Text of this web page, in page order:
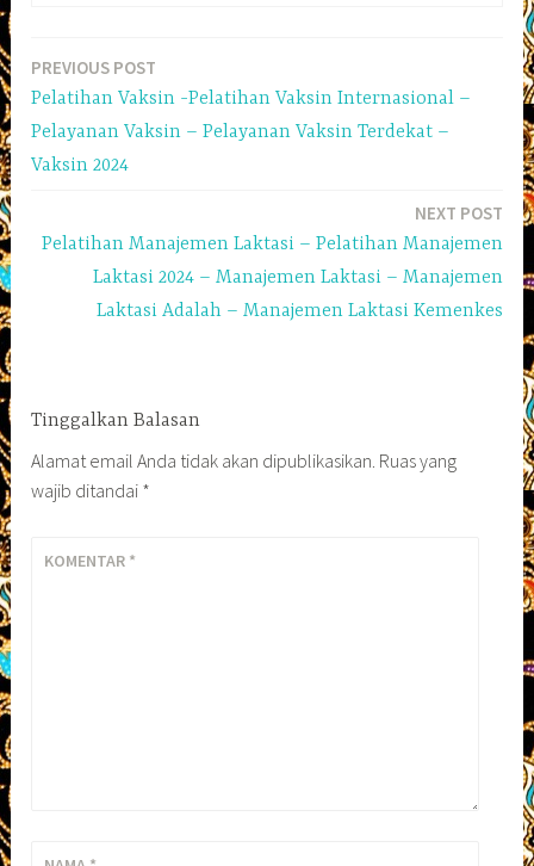
Navigasi
pos
PREVIOUS POST
Pelatihan Vaksin -Pelatihan Vaksin Internasional –
Pelayanan Vaksin – Pelayanan Vaksin Terdekat –
Vaksin 2024
NEXT POST
Pelatihan Manajemen Laktasi – Pelatihan Manajemen
Laktasi 2024 – Manajemen Laktasi – Manajemen
Laktasi Adalah – Manajemen Laktasi Kemenkes
Tinggalkan Balasan
Alamat email Anda tidak akan dipublikasikan. Ruas yang
wajib ditandai *
KOMENTAR *